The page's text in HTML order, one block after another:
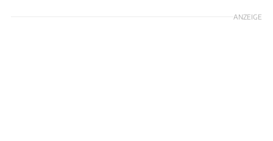
ANZEIGE